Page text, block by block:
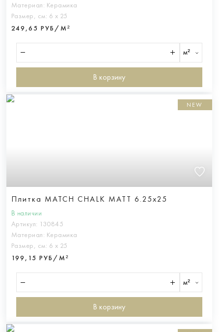
Материал: Керамика
Размер, см: 6 х 25
249,65 РУБ/М²
м²
В корзину
NEW
Плитка MATCH CHALK MATT 6.25x25
В наличии
Артикул: 130845
Материал: Керамика
Размер, см: 6 х 25
199,15 РУБ/М²
м²
В корзину